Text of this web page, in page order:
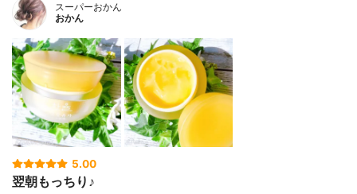
スーパーおかん
おかん
5.00
翌朝もっちり♪